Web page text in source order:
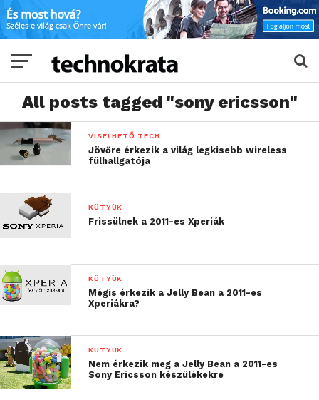
All posts tagged "sony ericsson"
VISELHETŐ TECH
Jövőre érkezik a világ legkisebb wireless
fülhallgatója
KÜTYÜK
Frissülnek a 2011-es Xperiák
KÜTYÜK
Mégis érkezik a Jelly Bean a 2011-es
Xperiákra?
KÜTYÜK
Nem érkezik meg a Jelly Bean a 2011-es
Sony Ericsson készülékekre